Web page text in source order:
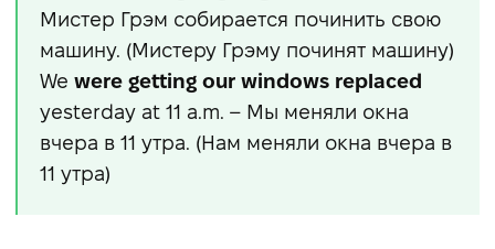
Мистер Грэм собирается починить свою
машину. (Мистеру Грэму починят машину)
We were getting our windows replaced
yesterday at 11 a.m. – Мы меняли окна
вчера в 11 утра. (Нам меняли окна вчера в
11 утра)